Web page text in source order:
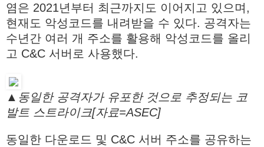
염은 2021년부터 최근까지도 이어지고 있으며,
현재도 악성코드를 내려받을 수 있다. 공격자는
수년간 여러 개 주소를 활용해 악성코드를 올리
고 C&C 서버로 사용했다.
▲동일한 공격자가 유포한 것으로 추정되는 코
발트 스트라이크[자료=ASEC]
동일한 다운로드 및 C&C 서버 주소를 공유하는